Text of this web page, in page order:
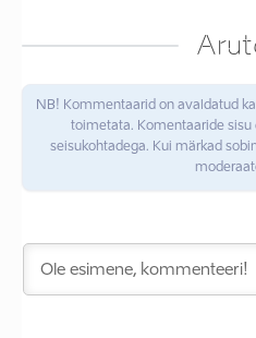
NB! Kommentaarid on avaldatud
toimetata. Komentaaride sisu
seisukohtadega. Kui märkad